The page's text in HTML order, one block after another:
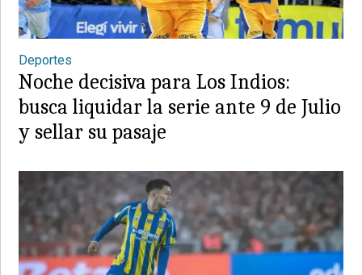
Deportes
Noche decisiva para Los Indios:
busca liquidar la serie ante 9 de Julio
y sellar su pasaje